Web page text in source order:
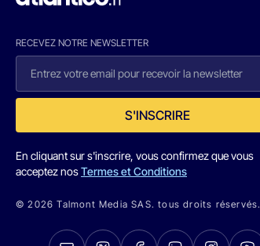
RECEVEZ NOTRE NEWSLETTER
S'INSCRIRE
En cliquant sur s'inscrire, vous confirmez que vous
acceptez nosTermes et Conditions
© 2026 Talmont Media SAS. tous droits réservés.